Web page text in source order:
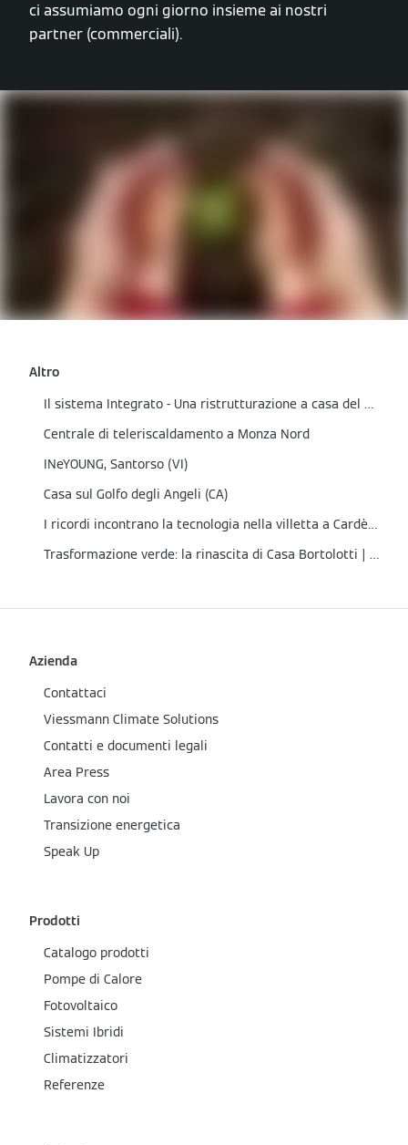
ci assumiamo ogni giorno insieme ai nostri
partner (commerciali).
Altro
Il sistema Integrato - Una ristrutturazione a casa del Partner
Centrale di teleriscaldamento a Monza Nord
INeYOUNG, Santorso (VI)
Casa sul Golfo degli Angeli (CA)
I ricordi incontrano la tecnologia nella villetta a Cardè (CN)
Trasformazione verde: la rinascita di Casa Bortolotti | Cene (BG)
Azienda
Contattaci
Viessmann Climate Solutions
Contatti e documenti legali
Area Press
Lavora con noi
Transizione energetica
Speak Up
Prodotti
Catalogo prodotti
Pompe di Calore
Fotovoltaico
Sistemi Ibridi
Climatizzatori
Referenze